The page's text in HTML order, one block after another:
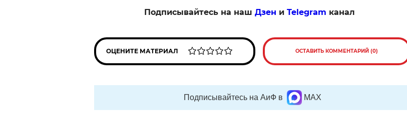
Подписывайтесь на наш Дзен и Telegram канал
ОЦЕНИТЕ МАТЕРИАЛ ОСТАВИТЬ КОММЕНТАРИЙ (0)
Подписывайтесь на АиФ в MAX